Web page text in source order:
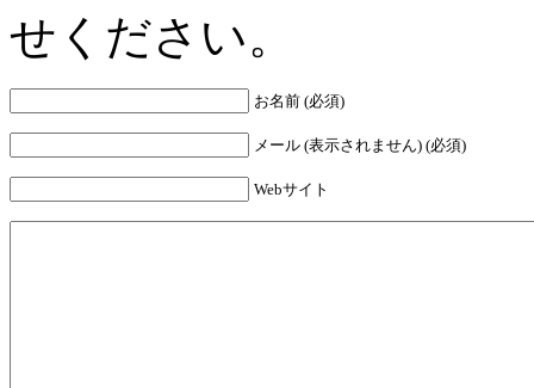
せください。
お名前 (必須)
メール (表示されません) (必須)
Webサイト